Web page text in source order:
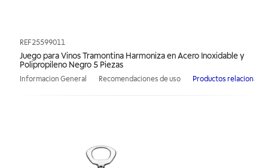
REF25599011
Juego para Vinos Tramontina Harmoniza en Acero Inoxidable y
Polipropileno Negro 5 Piezas
Informacion General Recomendaciones de uso Productos